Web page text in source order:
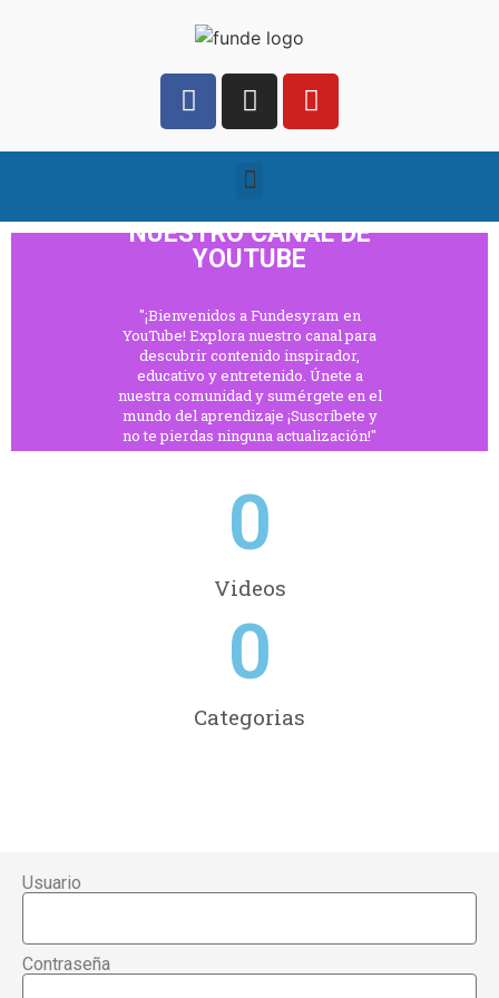
NUESTRO CANAL DE
YOUTUBE
"¡Bienvenidos a Fundesyram en
YouTube! Explora nuestro canal para
descubrir contenido inspirador,
educativo y entretenido. Únete a
nuestra comunidad y sumérgete en el
mundo del aprendizaje ¡Suscríbete y
no te pierdas ninguna actualización!"
Videos
0
Categorias
0
Usuario
Contraseña